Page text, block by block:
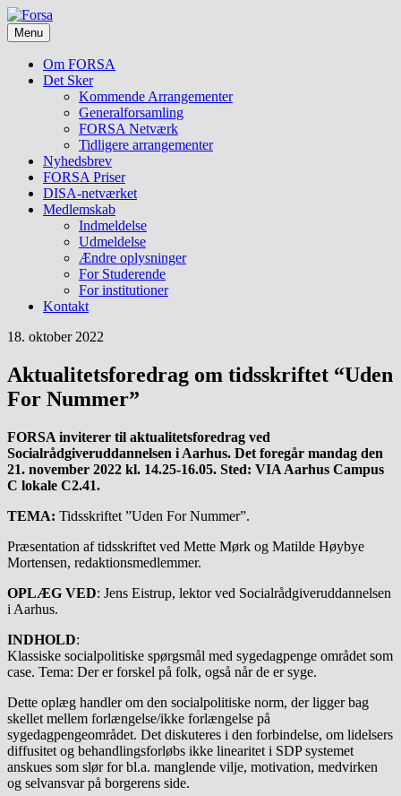
Skip
to
content
Forsa
i
socialt
arbejde
Menu
Om FORSA
Det Sker
Kommende Arrangementer
Generalforsamling
FORSA Netværk
Tidligere arrangementer
Nyhedsbrev
FORSA Priser
DISA-netværket
Medlemskab
Indmeldelse
Udmeldelse
Ændre oplysninger
For Studerende
For institutioner
Kontakt
18. oktober 2022
Aktualitetsforedrag om tidsskriftet “Uden
For Nummer”
FORSA inviterer til aktualitetsforedrag ved
Socialrådgiveruddannelsen i Aarhus. Det foregår mandag den
21. november 2022 kl. 14.25-16.05. Sted: VIA Aarhus Campus
C lokale C2.41.
TEMA: Tidsskriftet ”Uden For Nummer”.
Præsentation af tidsskriftet ved Mette Mørk og Matilde Høybye
Mortensen, redaktionsmedlemmer.
OPLÆG VED: Jens Eistrup, lektor ved Socialrådgiveruddannelsen
i Aarhus.
INDHOLD:
Klassiske socialpolitiske spørgsmål med sygedagpenge området som
case. Tema: Der er forskel på folk, også når de er syge.
Dette oplæg handler om den socialpolitiske norm, der ligger bag
skellet mellem forlængelse/ikke forlængelse på
sygedagpengeområdet. Det diskuteres i den forbindelse, om lidelsers
diffusitet og behandlingsforløbs ikke linearitet i SDP systemet
anskues som slør for bl.a. manglende vilje, motivation, medvirken
og selvansvar på borgerens side.